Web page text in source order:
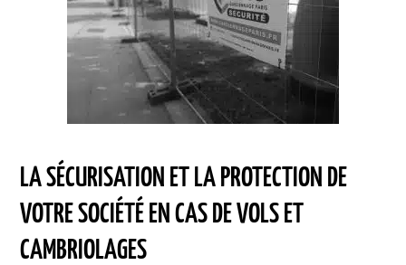
LA SÉCURISATION ET LA PROTECTION DE
VOTRE SOCIÉTÉ EN CAS DE VOLS ET
CAMBRIOLAGES